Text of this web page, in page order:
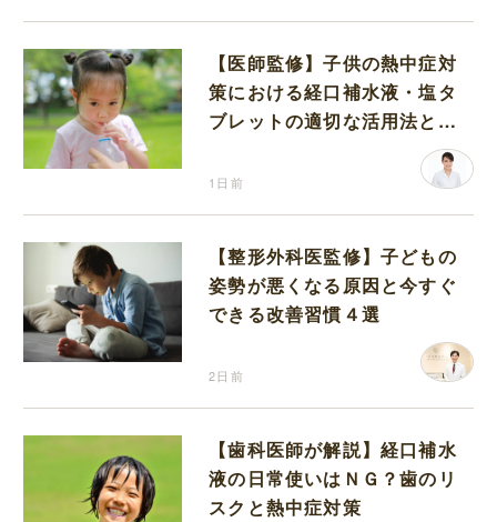
【医師監修】子供の熱中症対
策における経口補水液・塩タ
ブレットの適切な活用法と水
1日前
【整形外科医監修】子どもの
姿勢が悪くなる原因と今すぐ
できる改善習慣４選
2日前
【歯科医師が解説】経口補水
液の日常使いはＮＧ？歯のリ
スクと熱中症対策